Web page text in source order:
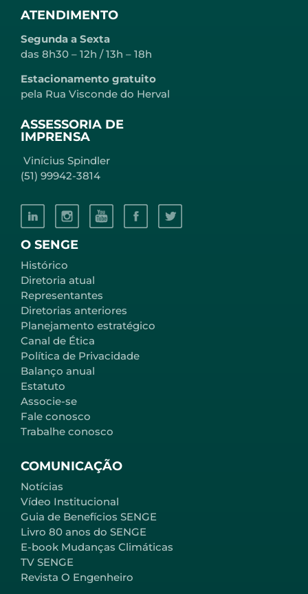
O SENGE
Histórico
Diretoria atual
Representantes
Diretorias anteriores
Planejamento estratégico
Canal de Ética
Política de Privacidade
Balanço anual
Estatuto
Associe-se
Fale conosco
Trabalhe conosco
COMUNICAÇÃO
Notícias
Vídeo Institucional
Guia de Benefícios SENGE
Livro 80 anos do SENGE
E-book Mudanças Climáticas
TV SENGE
Revista O Engenheiro
ATENDIMENTO
Segunda a Sexta
das 8h30 – 12h / 13h – 18h
Estacionamento gratuito
pela Rua Visconde do Herval
ASSESSORIA DE
IMPRENSA
Vinícius Spindler
(51) 99942-3814